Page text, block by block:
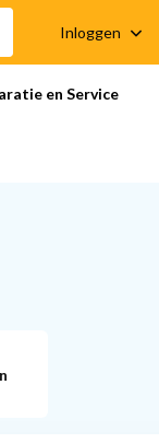
Inloggen
en Service